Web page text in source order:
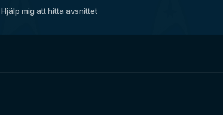
Hjälp mig att hitta avsnittet